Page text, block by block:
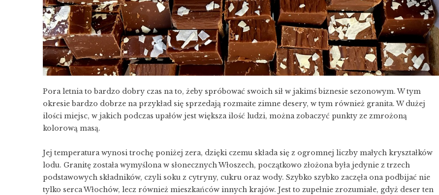
Pora letnia to bardzo dobry czas na to, żeby spróbować swoich sił w jakimś biznesie sezonowym. W tym
okresie bardzo dobrze na przykład się sprzedają rozmaite zimne desery, w tym również granita. W dużej
ilości miejsc, w jakich podczas upałów jest większa ilość ludzi, można zobaczyć punkty ze zmrożoną
kolorową masą.
Jej temperatura wynosi trochę poniżej zera, dzięki czemu składa się z ogromnej liczby małych kryształków
lodu. Granitę została wymyślona w słonecznych Włoszech, początkowo złożona była jedynie z trzech
podstawowych składników, czyli soku z cytryny, cukru oraz wody. Szybko szybko zaczęła ona podbijać nie
tylko serca Włochów, lecz również mieszkańców innych krajów. Jest to zupełnie zrozumiałe, gdyż deser ten